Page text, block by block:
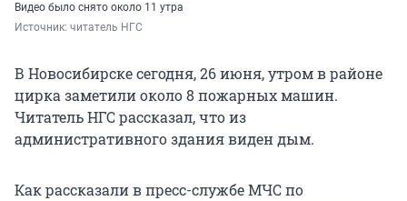
Видео было снято около 11 утра
Источник: читатель НГС
В Новосибирске сегодня, 26 июня, утром в районе
цирка заметили около 8 пожарных машин.
Читатель НГС рассказал, что из
административного здания виден дым.
Как рассказали в пресс-службе МЧС по